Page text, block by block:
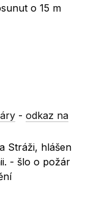
o 15 m
-odkaz na
Stráži, hlášen
- šlo o požár